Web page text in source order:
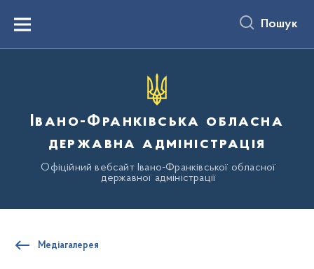
вмістуMenu Пошук
Івано-Франківська обласна
державна адміністрація
Офіційний вебсайт Івано-Франківської обласної
державної адміністрації
Медіагалерея